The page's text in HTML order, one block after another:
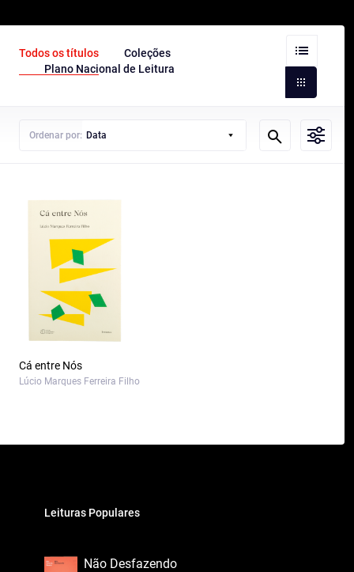
Todos os títulos
Coleções
Plano Nacional de Leitura
Ordenar por: Data
Cá entre Nós
Lúcio Marques Ferreira Filho
Leituras Populares
Não Desfazendo